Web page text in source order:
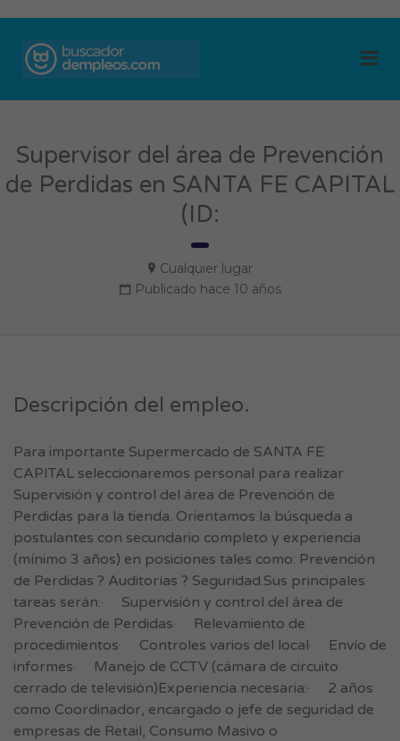
Supervisor del área de Prevención
de Perdidas en SANTA FE CAPITAL
(ID:
Cualquier lugar
Publicado hace 10 años
Descripción del empleo.
Para importante Supermercado de SANTA FE
CAPITAL seleccionaremos personal para realizar
Supervisión y control del área de Prevención de
Perdidas para la tienda. Orientamos la búsqueda a
postulantes con secundario completo y experiencia
(mínimo 3 años) en posiciones tales como: Prevención
de Perdidas ? Auditorías ? Seguridad.Sus principales
tareas serán:· Supervisión y control del área de
Prevención de Perdidas· Relevamiento de
procedimientos· Controles varios del local· Envío de
informes· Manejo de CCTV (cámara de circuito
cerrado de televisión)Experiencia necesaria:· 2 años
como Coordinador, encargado o jefe de seguridad de
empresas de Retail, Consumo Masivo o